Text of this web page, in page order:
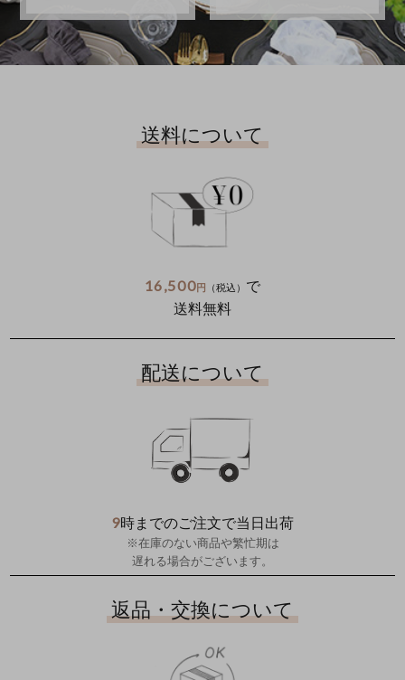
送料について
16,500円 （税込） で
送料無料
配送について
9時までのご注文で当日出荷
※在庫のない商品や繁忙期は
遅れる場合がございます。
返品・交換について